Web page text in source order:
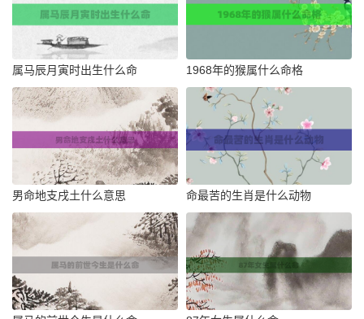
属马辰月寅时出生什么命 1968年的猴属什么命格
男命地支戌土什么意思 命最苦的生肖是什么动物